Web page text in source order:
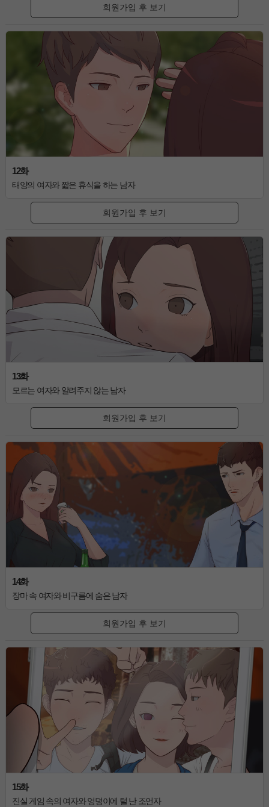
회원가입 후 보기
12화
태양의 여자와 짧은 휴식을 하는 남자
회원가입 후 보기
13화
모르는 여자와 알려주지 않는 남자
회원가입 후 보기
14화
장마 속 여자와 비구름에 숨은 남자
회원가입 후 보기
15화
진실 게임 속의 여자와 엉덩이에 털 난 조언자